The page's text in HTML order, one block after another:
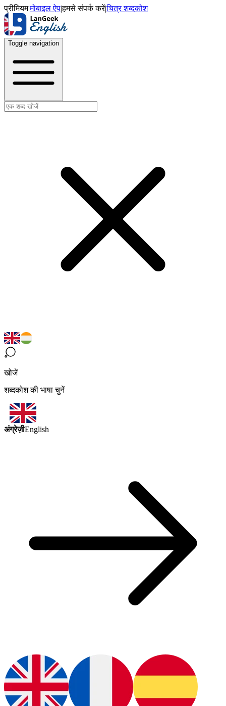
प्रीमियम|मोबाइल ऐप|हमसे संपर्क करें|चित्र शब्दकोश
Toggle navigation
खोजें
शब्दकोश की भाषा चुनें
अंग्रेज़ीEnglish